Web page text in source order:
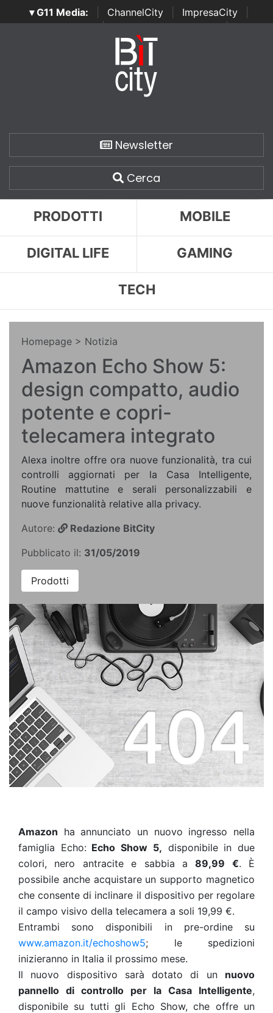
▾ G11 Media: ChannelCity ImpresaCity
SecurityOpenLab | Italian Channel Awards | Italian
Italian Security Awards
Newsletter
Cerca
PRODOTTI MOBILE
DIGITAL LIFE GAMING
TECH
Homepage > Notizia
Amazon Echo Show 5:
design compatto, audio
potente e copri-
telecamera integrato
Alexa inoltre offre ora nuove funzionalità, tra cui
controlli aggiornati per la Casa Intelligente,
Routine mattutine e serali personalizzabili e
nuove funzionalità relative alla privacy.
Autore:
Redazione BitCity
Pubblicato il: 31/05/2019
Prodotti
Amazon ha annunciato un nuovo ingresso nella
famiglia Echo:Echo Show 5, disponibile in due
colori, nero antracite e sabbia a89,99 €. È
possibile anche acquistare un supporto magnetico
che consente di inclinare il dispositivo per regolare
il campo visivo della telecamera a soli 19,99 €.
Entrambi sono disponibili in pre-ordine su
www.amazon.it/echoshow5; le spedizioni
inizieranno in Italia il prossimo mese.
Il nuovo dispositivo sarà dotato di un nuovo
pannello di controllo per la Casa Intelligente,
disponibile su tutti gli Echo Show, che offre un